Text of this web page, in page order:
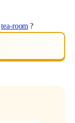
tea-room ?